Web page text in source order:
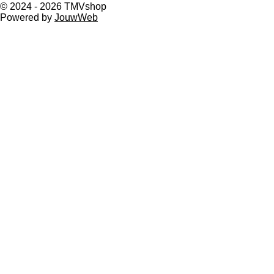
© 2024 - 2026 TMVshop
Powered by JouwWeb